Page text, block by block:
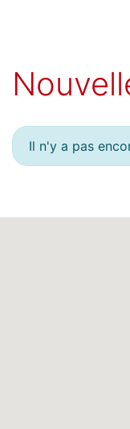
Il n'y a pas